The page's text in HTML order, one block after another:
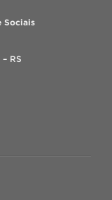
Sociais
RS